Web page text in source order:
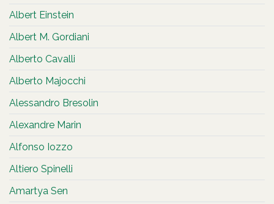
Albert Einstein
Albert M. Gordiani
Alberto Cavalli
Alberto Majocchi
Alessandro Bresolin
Alexandre Marin
Alfonso Iozzo
Altiero Spinelli
Amartya Sen